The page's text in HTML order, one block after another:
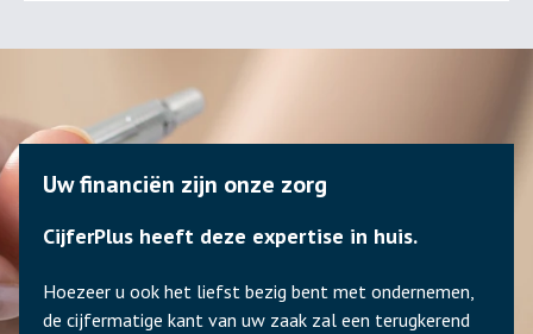
Uw financiën zijn onze zorg
CijferPlus heeft deze expertise in huis.
Hoezeer u ook het liefst bezig bent met ondernemen,
de cijfermatige kant van uw zaak zal een terugkerend